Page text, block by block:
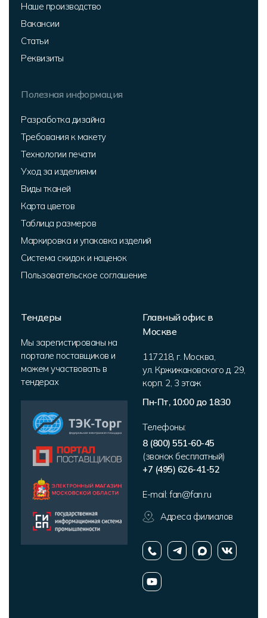
Наше производство
Вакансии
Статьи
Реквизиты
Полезная информация
Разработка дизайна
Требования к макету
Технологии печати
Уход за изделиями
Виды тканей
Карта цветов
Таблица размеров
Маркировка и упаковка изделий
Система скидок и наценок
Пользовательское соглашение
Тендеры
Мы зарегистированы на
портале поставщиков и
можем участвовать в
тендерах
Главный офис в
Москве
117218, г. Москва,
ул. Кржижановского д. 29,
корп. 2, 3 этаж
Пн-Пт, 10:00 до 18:30
Телефоны:
8 (800) 551-60-45
(звонок бесплатный)
+7 (495) 626-41-52
E-mail: fan@fan.ru
Адреса филиалов